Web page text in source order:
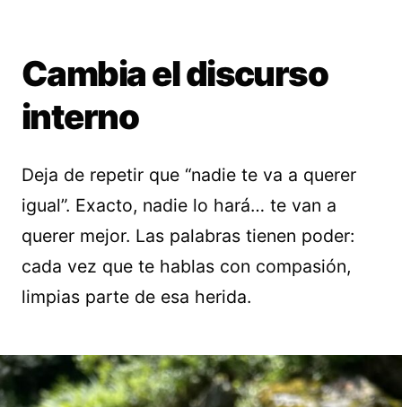
Cambia el discurso
interno
Deja de repetir que “nadie te va a querer
igual”. Exacto, nadie lo hará… te van a
querer mejor. Las palabras tienen poder:
cada vez que te hablas con compasión,
limpias parte de esa herida.